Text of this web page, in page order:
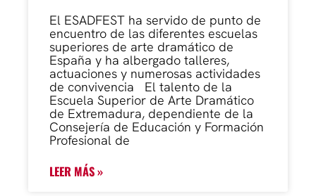
El ESADFEST ha servido de punto de
encuentro de las diferentes escuelas
superiores de arte dramático de
España y ha albergado talleres,
actuaciones y numerosas actividades
de convivencia El talento de la
Escuela Superior de Arte Dramático
de Extremadura, dependiente de la
Consejería de Educación y Formación
Profesional de
LEER MÁS »